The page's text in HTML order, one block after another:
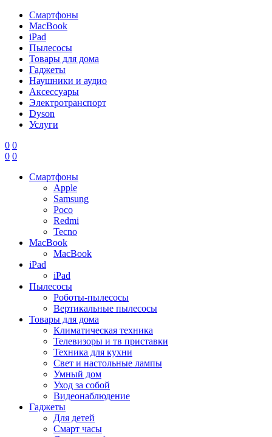
Смартфоны
MacBook
iPad
Пылесосы
Товары для дома
Гаджеты
Наушники и аудио
Аксессуары
Электротранспорт
Dyson
Услуги
0 0
0 0
Смартфоны
Apple
Samsung
Poco
Redmi
Tecno
MacBook
MacBook
iPad
iPad
Пылесосы
Роботы-пылесосы
Вертикальные пылесосы
Товары для дома
Климатическая техника
Телевизоры и тв приставки
Техника для кухни
Свет и настольные лампы
Умный дом
Уход за собой
Видеонаблюдение
Гаджеты
Для детей
Смарт часы